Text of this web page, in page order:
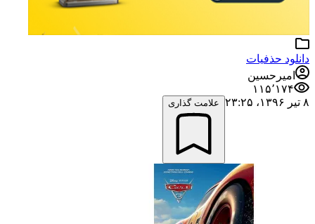
دانلود حذفیات
امیرحسین
۱۱۵٬۱۷۴
۸ تیر ۱۳۹۶،‏ ۲۳:۲۵
علامت گذاری